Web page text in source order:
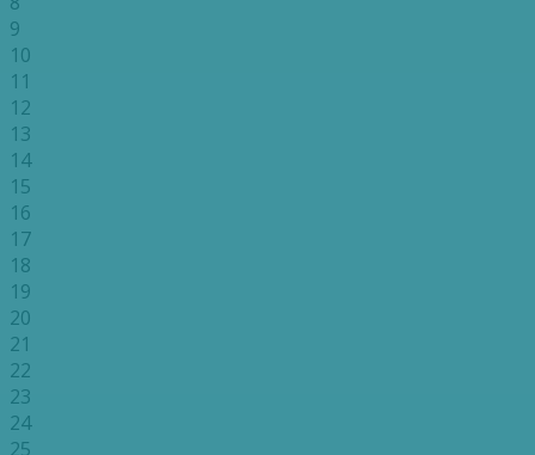
9
10
11
12
13
14
15
16
17
18
19
20
21
22
23
24
25